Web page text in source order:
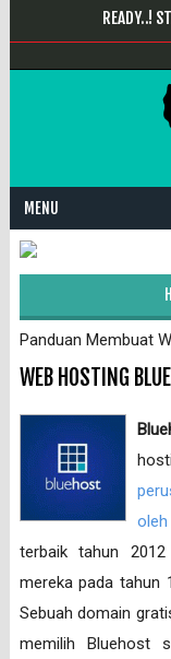
READY..!
MENU
Panduan Membuat
WEB HOSTING
terbaik tahun
mereka pada tahun
Sebuah domain
memilih Bluehost